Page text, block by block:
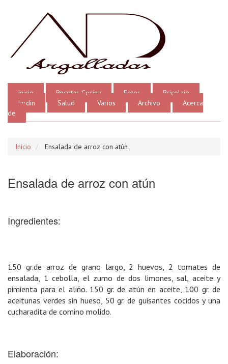
Inicio Recetas Cocina Fotos
Bricolaje
Jardin
Salud Varios Archivo
Acerca
de
Inicio Ensalada de arroz con atún
Ensalada de arroz con atún
Ingredientes:
150 gr.de arroz de grano largo, 2 huevos, 2 tomates de
ensalada, 1 cebolla, el zumo de dos limones, sal, aceite y
pimienta para el aliño. 150 gr. de atún en aceite, 100 gr. de
aceitunas verdes sin hueso, 50 gr. de guisantes cocidos y una
cucharadita de comino molido.
Elaboración: